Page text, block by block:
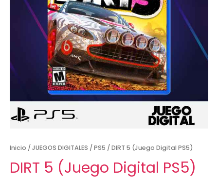
Inicio /JUEGOS DIGITALES /PS5 / DIRT 5 (Juego Digital PS5)
DIRT 5 (Juego Digital PS5)